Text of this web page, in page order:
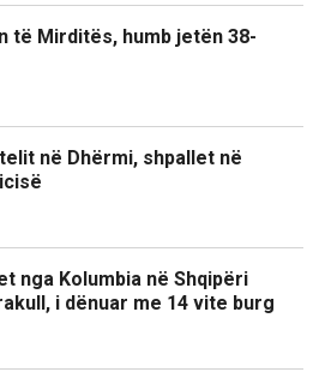
të Mirditës, humb jetën 38-
në Dhërmi, shpallet në
nga Kolumbia në Shqipëri
i dënuar me 14 vite burg